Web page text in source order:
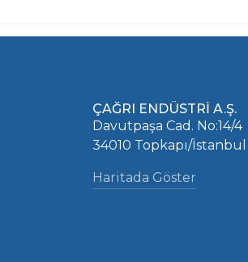
ÇAĞRI ENDÜSTRİ A.Ş.
Davutpaşa Cad. No:14/4
34010 Topkapı/İstanbul
Haritada Göster